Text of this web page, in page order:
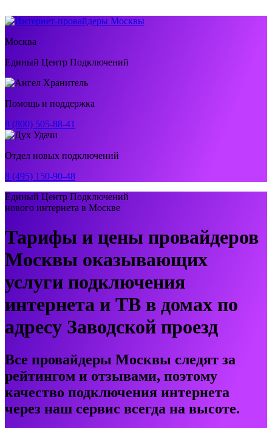
Москва
Единый Центр Подключений
Помощь и поддержка
8 (800) 505-88-41
Отдел новых подключений
8 (495) 150-90-48
Единый Центр Подключений
нового интернета в Москве
Тарифы и цены провайдеров
Москвы оказывающих
услуги подключения
интернета и ТВ в домах по
адресу Заводской проезд
Все провайдеры Москвы следят за
рейтингом и отзывами, поэтому
качество подключения интернета
через наш сервис всегда на высоте.